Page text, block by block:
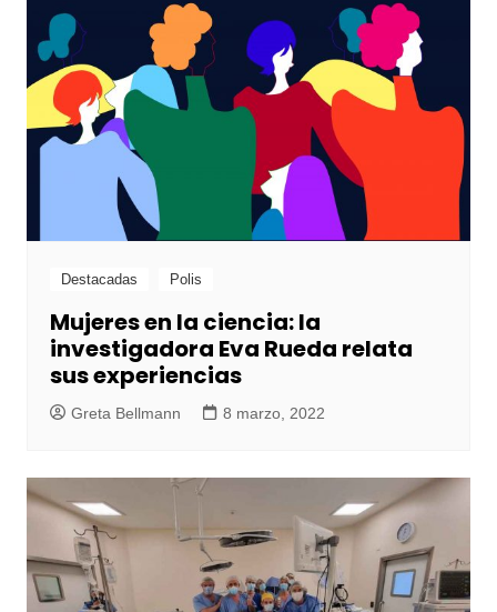
Destacadas Polis
Mujeres en la ciencia: la
investigadora Eva Rueda relata
sus experiencias
Greta Bellmann 8 marzo, 2022